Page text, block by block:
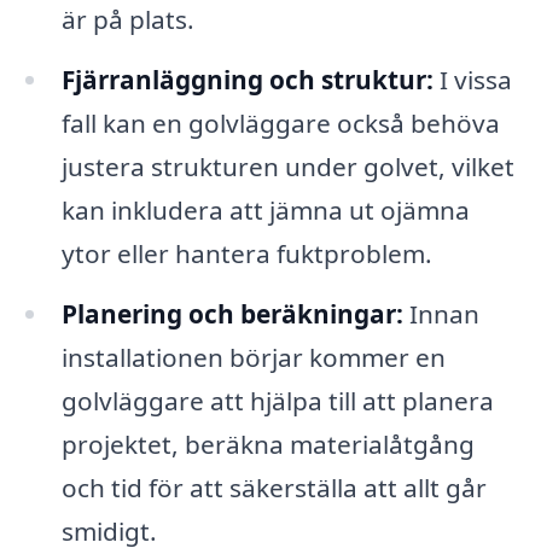
är på plats.
Fjärranläggning och struktur: I vissa
fall kan en golvläggare också behöva
justera strukturen under golvet, vilket
kan inkludera att jämna ut ojämna
ytor eller hantera fuktproblem.
Planering och beräkningar: Innan
installationen börjar kommer en
golvläggare att hjälpa till att planera
projektet, beräkna materialåtgång
och tid för att säkerställa att allt går
smidigt.